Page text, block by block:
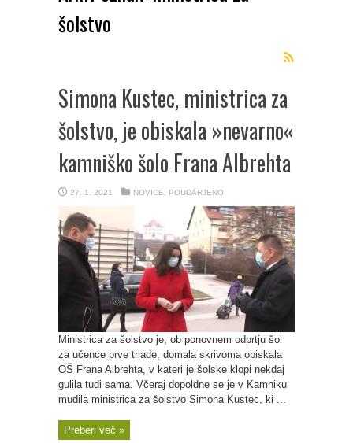
šolstvo
Simona Kustec, ministrica za
šolstvo, je obiskala »nevarno«
kamniško šolo Frana Albrehta
27. 1. 2021 NOVICE POUDARJENO
Ministrica za šolstvo je, ob ponovnem odprtju šol
za učence prve triade, domala skrivoma obiskala
OŠ Frana Albrehta, v kateri je šolske klopi nekdaj
gulila tudi sama. Včeraj dopoldne se je v Kamniku
mudila ministrica za šolstvo Simona Kustec, ki ...
Preberi več »